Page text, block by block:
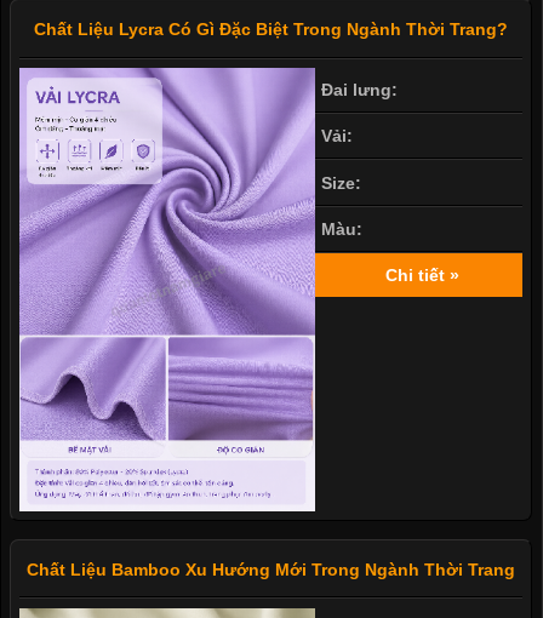
Chất Liệu Lycra Có Gì Đặc Biệt Trong Ngành Thời Trang?
Đai lưng:
Vải:
Size:
Màu:
Chi tiết »
Chất Liệu Bamboo Xu Hướng Mới Trong Ngành Thời Trang